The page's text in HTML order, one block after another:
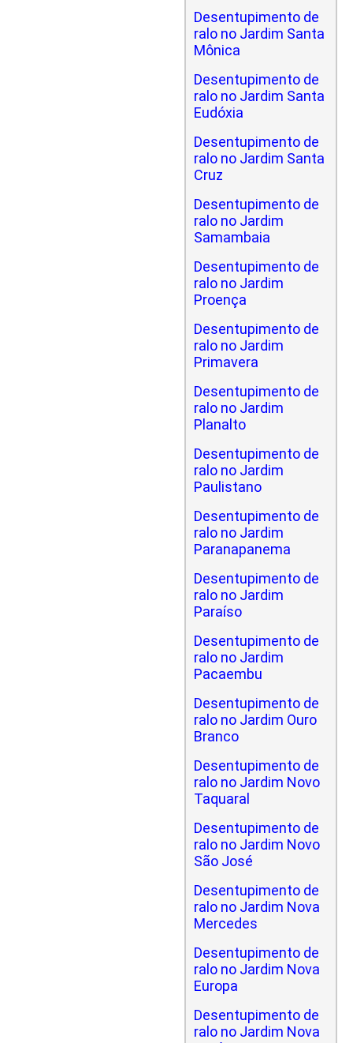
Desentupimento de
ralo no Jardim Santa
Mônica
Desentupimento de
ralo no Jardim Santa
Eudóxia
Desentupimento de
ralo no Jardim Santa
Cruz
Desentupimento de
ralo no Jardim
Samambaia
Desentupimento de
ralo no Jardim
Proença
Desentupimento de
ralo no Jardim
Primavera
Desentupimento de
ralo no Jardim
Planalto
Desentupimento de
ralo no Jardim
Paulistano
Desentupimento de
ralo no Jardim
Paranapanema
Desentupimento de
ralo no Jardim
Paraíso
Desentupimento de
ralo no Jardim
Pacaembu
Desentupimento de
ralo no Jardim Ouro
Branco
Desentupimento de
ralo no Jardim Novo
Taquaral
Desentupimento de
ralo no Jardim Novo
São José
Desentupimento de
ralo no Jardim Nova
Mercedes
Desentupimento de
ralo no Jardim Nova
Europa
Desentupimento de
ralo no Jardim Nova